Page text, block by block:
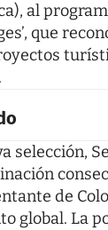
al
que
selección,
de
global. La